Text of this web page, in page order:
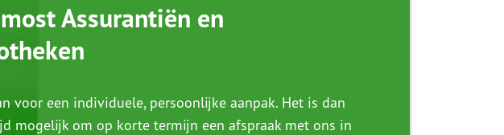
Assurantiën en
voor een individuele, persoonlijke aanpak. Het is dan
mogelijk om op korte termijn een afspraak met ons in